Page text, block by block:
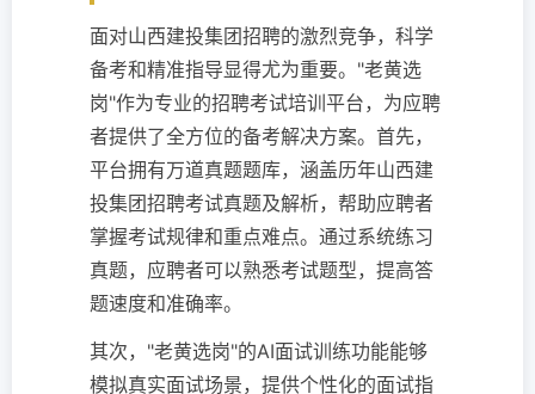
面对山西建投集团招聘的激烈竞争，科学
备考和精准指导显得尤为重要。"老黄选
岗"作为专业的招聘考试培训平台，为应聘
者提供了全方位的备考解决方案。首先，
平台拥有万道真题题库，涵盖历年山西建
投集团招聘考试真题及解析，帮助应聘者
掌握考试规律和重点难点。通过系统练习
真题，应聘者可以熟悉考试题型，提高答
题速度和准确率。
其次，"老黄选岗"的AI面试训练功能能够
模拟真实面试场景，提供个性化的面试指